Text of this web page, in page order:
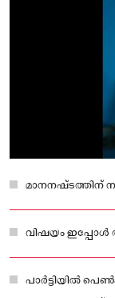
മാനനഷ്ടത്തിന്
വിഷയം
പാർട്ടിയിൽ